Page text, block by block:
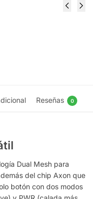
Reseñas 0
Dual Mesh para
del chip Axon que
botón con dos modos